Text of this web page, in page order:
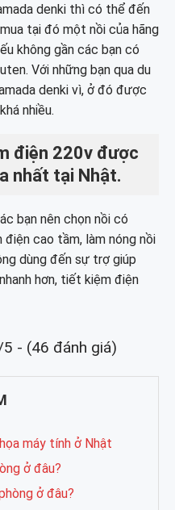
denki thì có thể đến
tại đó một nồi của hãng
không gần các bạn có
Với những bạn qua du
denki vì, ở đó được
nhiều.
điện 220v được
nhất tại Nhật.
bạn nên chọn nồi có
điện cao tầm, làm nóng nồi
dùng đến sự trợ giúp
hơn, tiết kiệm điện
- (46 đánh giá)
máy tính ở Nhật
ở đâu?
ở đâu?